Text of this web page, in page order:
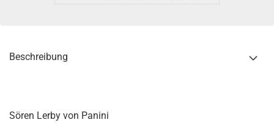
Beschreibung
Sören Lerby von Panini